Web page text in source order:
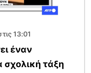
13:01
έναν
σχολική τάξη